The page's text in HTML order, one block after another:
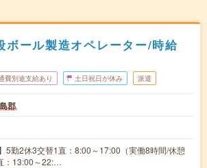
ボール製造オペレーター/時給
費別途支給あり 土日祝日が休み 派遣
郡
5勤2休3交替1直：8:00～17:00（実働8時間/休憩
：13:00～22:…